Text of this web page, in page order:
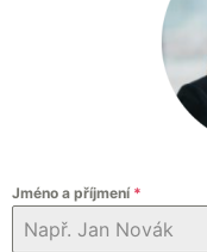
Jméno a příjmení *